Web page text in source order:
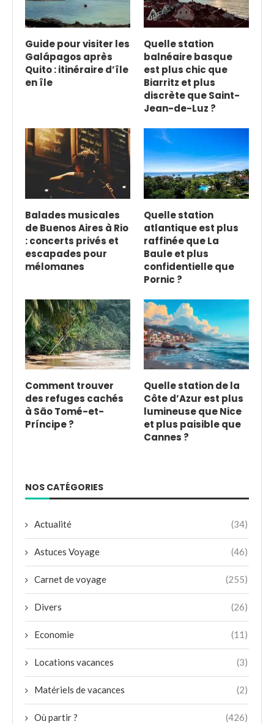
Guide pour visiter les
Galápagos après
Quito : itinéraire d’île
en île
Quelle station
balnéaire basque
est plus chic que
Biarritz et plus
discrète que Saint-
Jean-de-Luz ?
Balades musicales
de Buenos Aires à Rio
: concerts privés et
escapades pour
mélomanes
Quelle station
atlantique est plus
raffinée que La
Baule et plus
confidentielle que
Pornic ?
Comment trouver
des refuges cachés
à São Tomé-et-
Príncipe ?
Quelle station de la
Côte d’Azur est plus
lumineuse que Nice
et plus paisible que
Cannes ?
NOS CATÉGORIES
Actualité (34)
Astuces Voyage (46)
Carnet de voyage (255)
Divers (26)
Economie (11)
Locations vacances (3)
Matériels de vacances (2)
Où partir ? (426)